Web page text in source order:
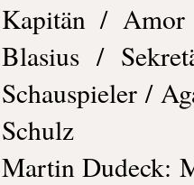
Kapitän /
Blasius /
Schauspieler /
Schulz
Martin Dudeck: